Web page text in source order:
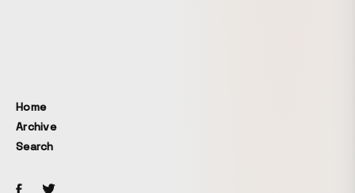
Home
Archive
Search